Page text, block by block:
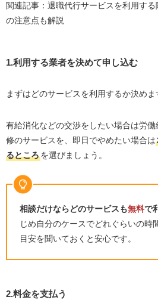
関連記事：退職代行サービスを利用す
の注意点も解説
1.利用する業者を決めて申し込む
まずはどのサービスを利用するか決めま
有給消化などの交渉をしたい場合は労
修のサービスを、即日でやめたい場合は
るところを選びましょう。
相談だけならどのサービスも無料で
じめ自分のケースでどれぐらいの時
目安を聞いておくと安心です。
2.料金を支払う